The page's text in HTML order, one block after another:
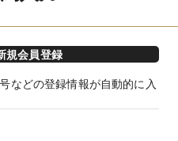
規会員登録
などの登録情報が自動的に入